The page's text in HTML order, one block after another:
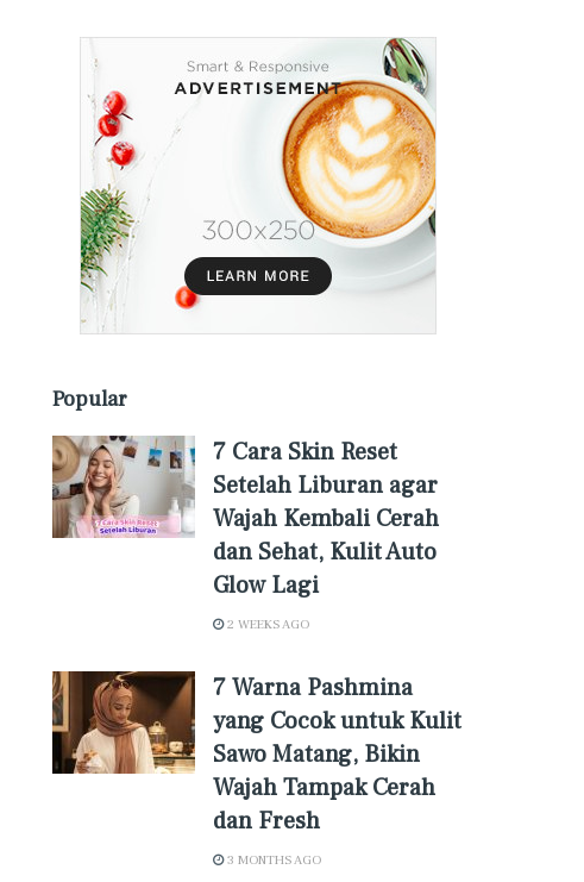
Popular
7 Cara Skin Reset
Setelah Liburan agar
Wajah Kembali Cerah
dan Sehat, Kulit Auto
Glow Lagi
2 WEEKS AGO
7 Warna Pashmina
yang Cocok untuk Kulit
Sawo Matang, Bikin
Wajah Tampak Cerah
dan Fresh
3 MONTHS AGO